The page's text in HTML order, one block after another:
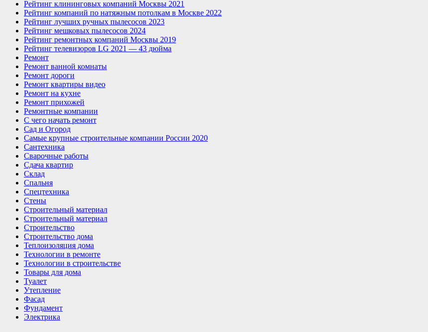
Рейтинг клининговых компаний Москвы 2021
Рейтинг компаний по натяжным потолкам в Москве 2022
Рейтинг лучших ручных пылесосов 2023
Рейтинг мешковых пылесосов 2024
Рейтинг ремонтных компаний Москвы 2019
Рейтинг телевизоров LG 2021 — 43 дюйма
Ремонт
Ремонт ванной комнаты
Ремонт дороги
Ремонт квартиры видео
Ремонт на кухне
Ремонт прихожей
Ремонтные компании
С чего начать ремонт
Сад и Огород
Самые крупные строительные компании России 2020
Сантехника
Сварочные работы
Сдача квартир
Склад
Спальня
Спецтехника
Стены
Строительный материал
Строительный материал
Строительство
Строительство дома
Теплоизоляция дома
Технологии в ремонте
Технологии в строительстве
Товары для дома
Туалет
Утепление
Фасад
Фундамент
Электрика